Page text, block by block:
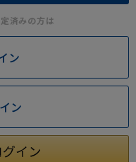
済みの方は
ン
ン